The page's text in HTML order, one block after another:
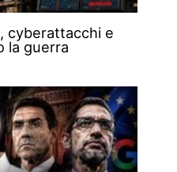
cyberattacchi e
la guerra